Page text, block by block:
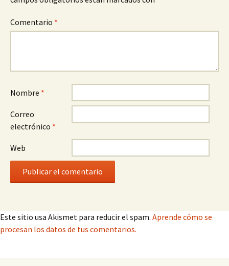
Comentario *
Nombre *
Correo
electrónico *
Web
Este sitio usa Akismet para reducir el spam. Aprende cómo se
procesan los datos de tus comentarios.